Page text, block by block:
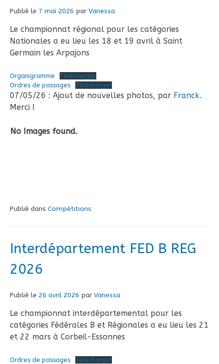
Publié le 7 mai 2026 par Vanessa
Le championnat régional pour les catégories
Nationales a eu lieu les 18 et 19 avril à Saint
Germain les Arpajons
Organigramme
Télécharger
Ordres de passages
Télécharger
07/05/26 : Ajout de nouvelles photos, par Franck.
Merci !
No Images found.
Publié dans Compétitions
Interdépartement FED B REG
2026
Publié le 26 avril 2026 par Vanessa
Le championnat interdépartemental pour les
catégories Fédérales B et Régionales a eu lieu les 21
et 22 mars à Corbeil-Essonnes
Ordres de passages
Télécharger